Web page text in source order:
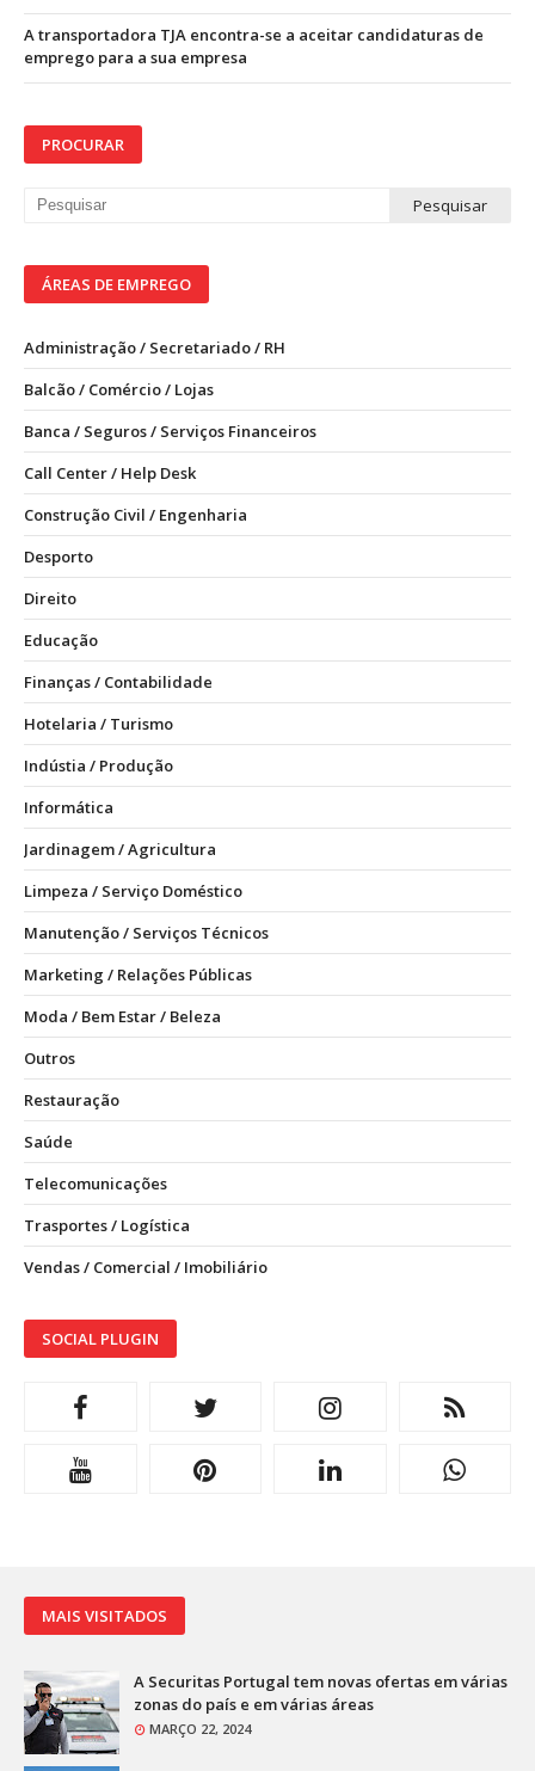
A transportadora TJA encontra-se a aceitar candidaturas de
emprego para a sua empresa
PROCURAR
ÁREAS DE EMPREGO
Administração / Secretariado / RH
Balcão / Comércio / Lojas
Banca / Seguros / Serviços Financeiros
Call Center / Help Desk
Construção Civil / Engenharia
Desporto
Direito
Educação
Finanças / Contabilidade
Hotelaria / Turismo
Indústia / Produção
Informática
Jardinagem / Agricultura
Limpeza / Serviço Doméstico
Manutenção / Serviços Técnicos
Marketing / Relações Públicas
Moda / Bem Estar / Beleza
Outros
Restauração
Saúde
Telecomunicações
Trasportes / Logística
Vendas / Comercial / Imobiliário
SOCIAL PLUGIN
MAIS VISITADOS
A Securitas Portugal tem novas ofertas em várias
zonas do país e em várias áreas
MARÇO 22, 2024